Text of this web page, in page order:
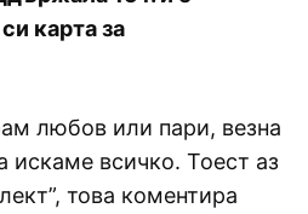
карта за
любов или пари, везна
искаме всичко. Тоест аз
това коментира